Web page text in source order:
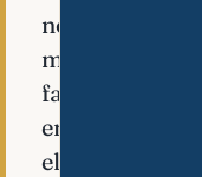
nombre
muy
famoso
en
el